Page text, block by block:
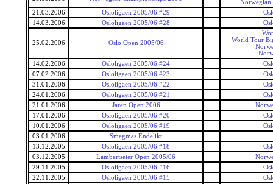
Norwegian
21.03.2006
Osloligaen 2005/06 #29
14.03.2006
Osloligaen 2005/06 #28
25.02.2006 Oslo Open 2005/06
World Tour
14.02.2006
Osloligaen 2005/06 #24
07.02.2006
Osloligaen 2005/06 #23
31.01.2006
Osloligaen 2005/06 #22
24.01.2006
Osloligaen 2005/06 #21
21.01.2006
Jaren Open 2006
17.01.2006
Osloligaen 2005/06 #20
10.01.2006
Osloligaen 2005/06 #19
03.01.2006
Smegmas Endelikt
13.12.2005
Osloligaen 2005/06 #18
03.12.2005
Lambertseter Open 2005/06
29.11.2005
Osloligaen 2005/06 #16
22.11.2005
Osloligaen 2005/06 #15